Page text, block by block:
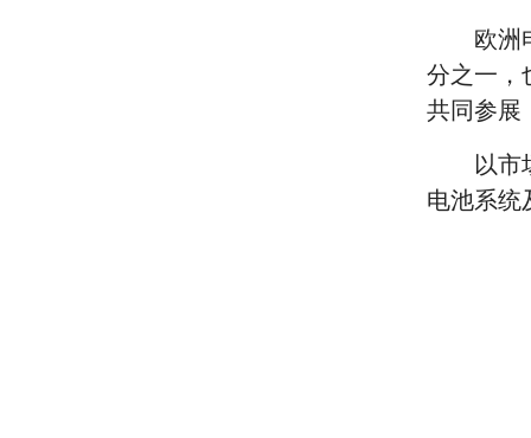
欧洲
分之一，
共同参展
以市
电池系统